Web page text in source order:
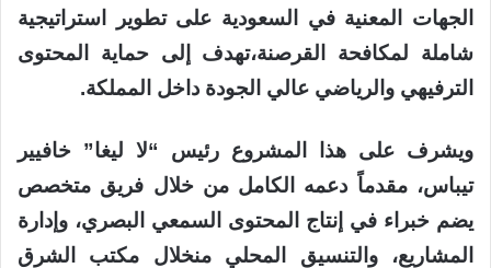
الجهات
المعنيةفي السعودية على تطوير
استراتيجية
شاملة
لمكافحة القرصنة،تهدف إلى حماية
المحتوى
الترفيهي والرياضي عالي الجودة داخل المملكة.
ويشرف على هذا المشروع رئيس “لا ليغا” خافيير
تيباس، مقدماًدعمه الكامل من خلال فريق متخصص
يضم خبراء في إنتاج المحتوى السمعي البصري، وإدارة
المشاريع،
والتنسيق المحلي منخلال مكتب
الشرق